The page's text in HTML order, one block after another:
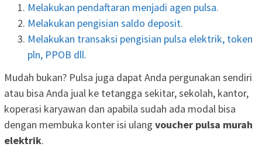
Melakukan pendaftaran menjadi agen pulsa.
Melakukan pengisian saldo deposit.
Melakukan transaksi pengisian pulsa elektrik, token
pln, PPOB dll.
Mudah bukan? Pulsa juga dapat Anda pergunakan sendiri
atau bisa Anda jual ke tetangga sekitar, sekolah, kantor,
koperasi karyawan dan apabila sudah ada modal bisa
dengan membuka konter isi ulang voucher pulsa murah
elektrik.